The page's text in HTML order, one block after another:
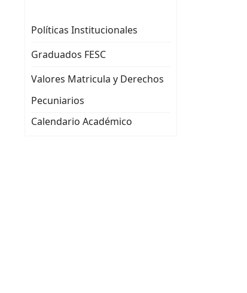
Políticas Institucionales
Graduados FESC
Valores Matricula y Derechos
Pecuniarios
Calendario Académico